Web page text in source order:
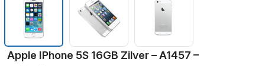
Apple IPhone 5S 16GB Zilver – A1457 –